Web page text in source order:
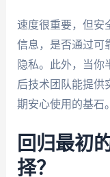
速度很重要，但安
信息，是否通过可
隐私。此外，当你
后技术团队能提供
期安心使用的基石。
回归最初
择？